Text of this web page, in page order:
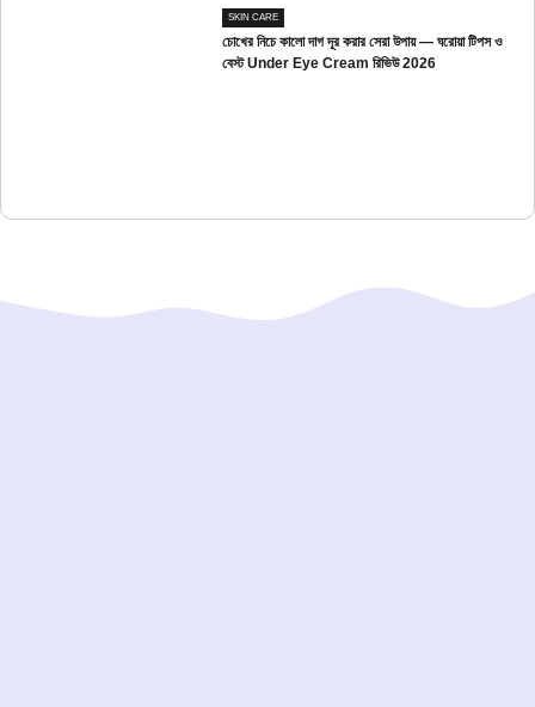
SKIN CARE
চোখের নিচে কালো দাগ দূর করার সেরা উপায় — ঘরোয়া টিপস ও
বেস্ট Under Eye Cream রিভিউ 2026